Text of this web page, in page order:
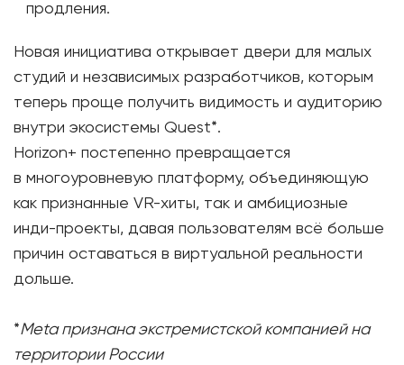
продления.
Новая инициатива открывает двери для малых
студий и независимых разработчиков, которым
теперь проще получить видимость и аудиторию
внутри экосистемы Quest*.
Horizon+ постепенно превращается
в многоуровневую платформу, объединяющую
как признанные VR-хиты, так и амбициозные
инди-проекты, давая пользователям всё больше
причин оставаться в виртуальной реальности
дольше.
*Meta признана экстремистской компанией на
территории России